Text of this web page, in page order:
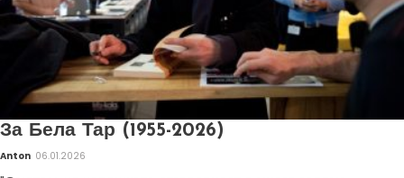
За Бела Тар (1955-2026)
Anton 06.01.2026